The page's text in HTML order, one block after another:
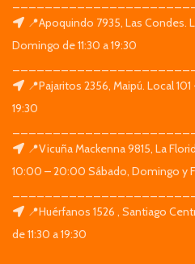
📍Apoquindo 7935, Las Condes.
Domingo de 11:30 a 19:30
📍Pajaritos 2356, Maipú. Local
19:30
📍Vicuña Mackenna 9815, La
10:00 – 20:00 Sábado, Domingo y
📍Huérfanos 1526 , Santiago
de 11:30 a 19:30